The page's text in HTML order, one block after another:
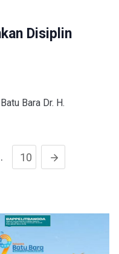
Disiplin
Bara Dr. H.
10